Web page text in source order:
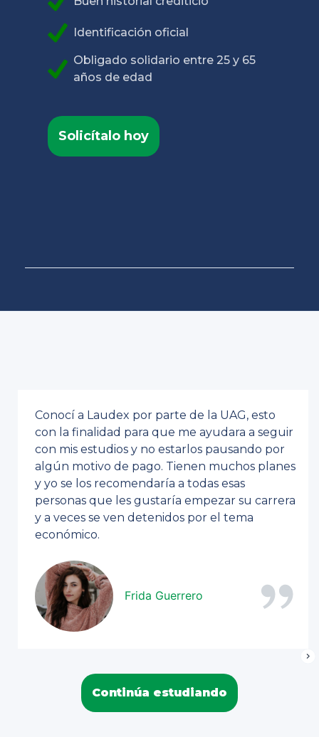
Identificación oficial
Obligado solidario entre 25 y 65
años de edad
Solicítalo hoy
Conocí a Laudex por parte de la UAG, esto
con la finalidad para que me ayudara a seguir
con mis estudios y no estarlos pausando por
algún motivo de pago. Tienen muchos planes
y yo se los recomendaría a todas esas
personas que les gustaría empezar su carrera
y a veces se ven detenidos por el tema
económico.
Frida Guerrero
Continúa estudiando